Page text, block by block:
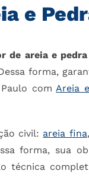
e
de areia e pedra
forma,
Paulo comAreia
civil: areia fina
forma, sua
técnica